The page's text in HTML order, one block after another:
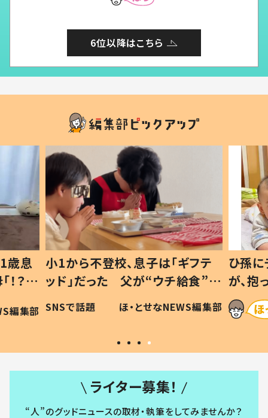
6位以降はこちら
歳息
？」
編集部
小1から不登校、息子は「ギフテ
ッド」だった 父が“ウチ給食”を
作り続ける理由とは #令和の親
#令和の子
SNSで話題 ほ・とせなNEWS編集部
ひ孫
が、
「涙が
い」
ライター募集！
“人”のグッドニュースの取材・執筆をしてみませんか？